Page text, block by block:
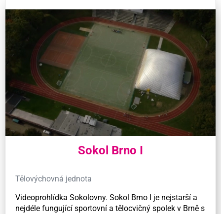
Sokol Brno I
Tělovýchovná jednota
Videoprohlídka Sokolovny. Sokol Brno I je nejstarší a
nejdéle fungující sportovní a tělocvičný spolek v Brně s